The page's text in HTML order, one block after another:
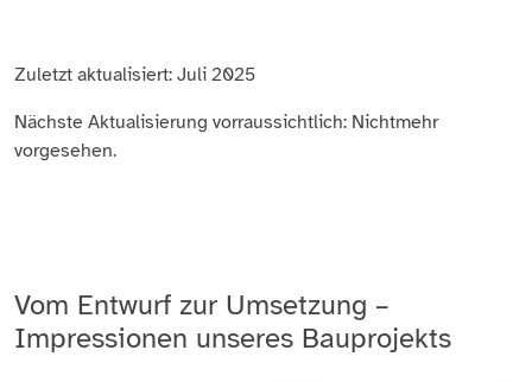
Zuletzt aktualisiert: Juli 2025
Nächste Aktualisierung vorraussichtlich: Nichtmehr
vorgesehen.
Vom Entwurf zur Umsetzung –
Impressionen unseres Bauprojekts